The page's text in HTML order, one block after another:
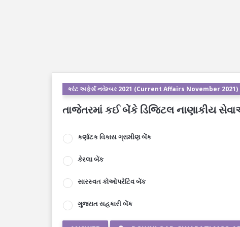
કરંટ અફેર્સ નવેમ્બર 2021 (Current Affairs November 2021)
તાજેતરમાં કઈ બેંકે ડિજિટલ નાણાકીય
કર્ણાટક વિકાસ ગ્રામીણ બેંક
કેરલા બેંક
સારસ્વત કોઓપરેટિવ બેંક
ગુજરાત સહકારી બેંક